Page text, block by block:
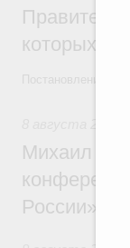
которых
Михаил
России»